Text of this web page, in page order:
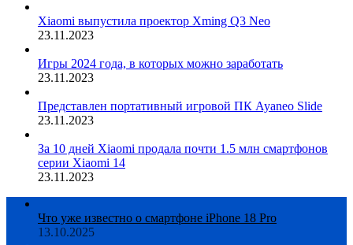
Xiaomi выпустила проектор Xming Q3 Neo
23.11.2023
Игры 2024 года, в которых можно заработать
23.11.2023
Представлен портативный игровой ПК Ayaneo Slide
23.11.2023
За 10 дней Xiaomi продала почти 1.5 млн смартфонов
серии Xiaomi 14
23.11.2023
Что уже известно о смартфоне iPhone 18 Pro
13.10.2025